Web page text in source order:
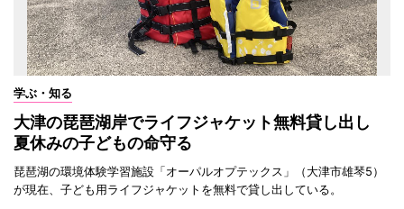
学ぶ・知る
大津の琵琶湖岸でライフジャケット無料貸し出し
夏休みの子どもの命守る
琵琶湖の環境体験学習施設「オーパルオプテックス」（大津市雄琴5）
が現在、子ども用ライフジャケットを無料で貸し出している。